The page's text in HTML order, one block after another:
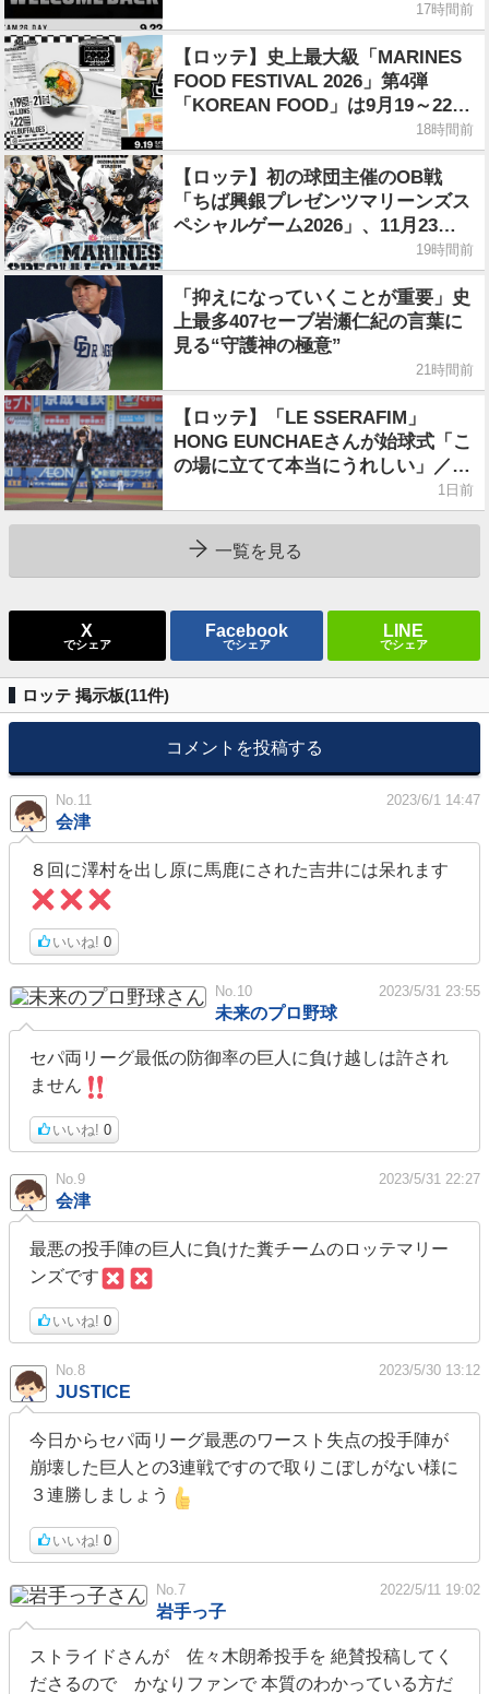
17時間前
【ロッテ】史上最大級「MARINES
FOOD FESTIVAL 2026」第4弾
「KOREAN FOOD」は9月19～22日
18時間前
【ロッテ】初の球団主催のOB戦
「ちば興銀プレゼンツマリーンズス
ペシャルゲーム2026」、11月23日
19時間前
「抑えになっていくことが重要」史
上最多407セーブ岩瀬仁紀の言葉に
見る“守護神の極意”
21時間前
【ロッテ】「LE SSERAFIM」
HONG EUNCHAEさんが始球式「こ
の場に立てて本当にうれしい」／8
1日前
一覧を見る
X
でシェア
Facebook
でシェア
LINE
でシェア
ロッテ 掲示板(11件)
コメントを投稿する
No.11 2023/6/1 14:47
会津
８回に澤村を出し原に馬鹿にされた吉井には呆れます
いいね! 0
No.10 2023/5/31 23:55
未来のプロ野球
セパ両リーグ最低の防御率の巨人に負け越しは許され
ません
いいね! 0
No.9 2023/5/31 22:27
会津
最悪の投手陣の巨人に負けた糞チームのロッテマリー
ンズです
いいね! 0
No.8 2023/5/30 13:12
JUSTICE
今日からセパ両リーグ最悪のワースト失点の投手陣が
崩壊した巨人との3連戦ですので取りこぼしがない様に
３連勝しましょう
いいね! 0
No.7 2022/5/11 19:02
岩手っ子
ストライドさんが 佐々木朗希投手を 絶賛投稿してく
ださるので かなりファンで 本質のわかっている方だ